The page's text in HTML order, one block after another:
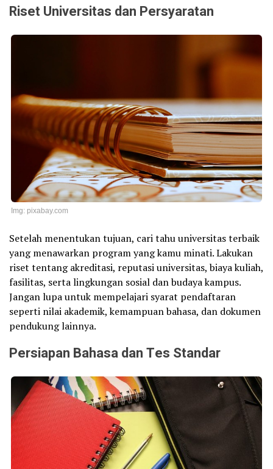
Riset Universitas dan Persyaratan
Img: pixabay.com
Setelah menentukan tujuan, cari tahu universitas terbaik
yang menawarkan program yang kamu minati. Lakukan
riset tentang akreditasi, reputasi universitas, biaya kuliah,
fasilitas, serta lingkungan sosial dan budaya kampus.
Jangan lupa untuk mempelajari syarat pendaftaran
seperti nilai akademik, kemampuan bahasa, dan dokumen
pendukung lainnya.
Persiapan Bahasa dan Tes Standar